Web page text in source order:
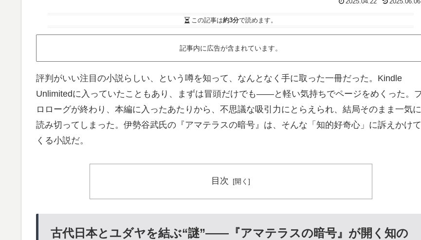
この記事は約3分で読めます。
記事内に広告が含まれています。
評判がいい注目の小説らしい、という噂を知って、なんとなく手に取った一冊だった。Kindle
Unlimitedに入っていたこともあり、まずは冒頭だけでも――と軽い気持ちでページをめくった。
ロローグが終わり、本編に入ったあたりから、不思議な吸引力にとらえられ、結局そのまま一気に
読み切ってしまった。伊勢谷武氏の『アマテラスの暗号』は、そんな「知的好奇心」に訴えかけて
くる小説だ。
目次
古代日本とユダヤを結ぶ“謎”――『アマテラスの暗号』が開く知の